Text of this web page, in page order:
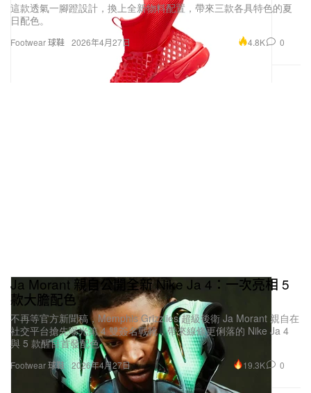
Footwear 球鞋
這款透氣一腳蹬設計，換上全新物料配置，帶來三款各具特色的夏
日配色。
2026年4月27日 4.8K 0
Footwear 球鞋
Ja Morant 親自公開全新 Nike Ja 4：一次亮相 5
款大膽配色
不再等官方新聞稿，Memphis Grizzlies 超級後衛 Ja Morant 親自在
社交平台搶先曝光第 4 雙簽名戰靴，帶來線條更俐落的 Nike Ja 4
與 5 款醒目首發配色。
2026年4月27日 19.3K 0